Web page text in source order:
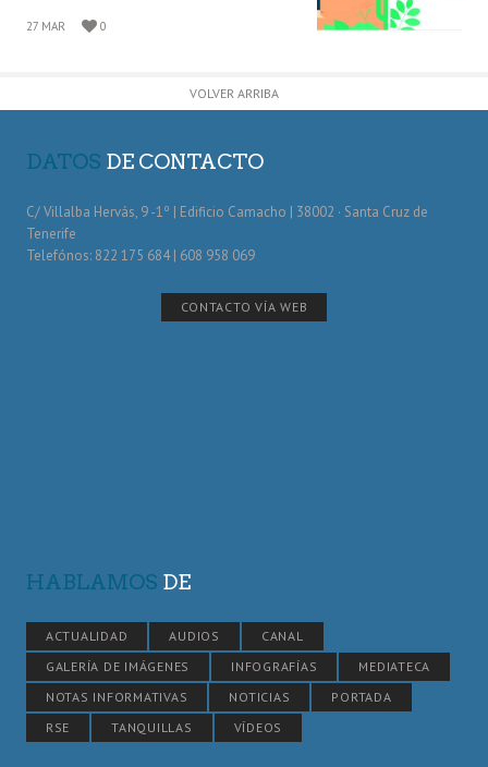
USO DEL AGUA
27 MAR 0
VOLVER ARRIBA
DATOS DE CONTACTO
C/ Villalba Hervás, 9 -1º | Edificio Camacho | 38002 · Santa Cruz de
Tenerife
Telefónos: 822 175 684 | 608 958 069
CONTACTO VÍA WEB
HABLAMOS DE
ACTUALIDAD AUDIOS
CANAL
GALERÍA DE IMÁGENES
INFOGRAFÍAS
MEDIATECA
NOTAS INFORMATIVAS
NOTICIAS
PORTADA
RSE
TANQUILLAS VÍDEOS